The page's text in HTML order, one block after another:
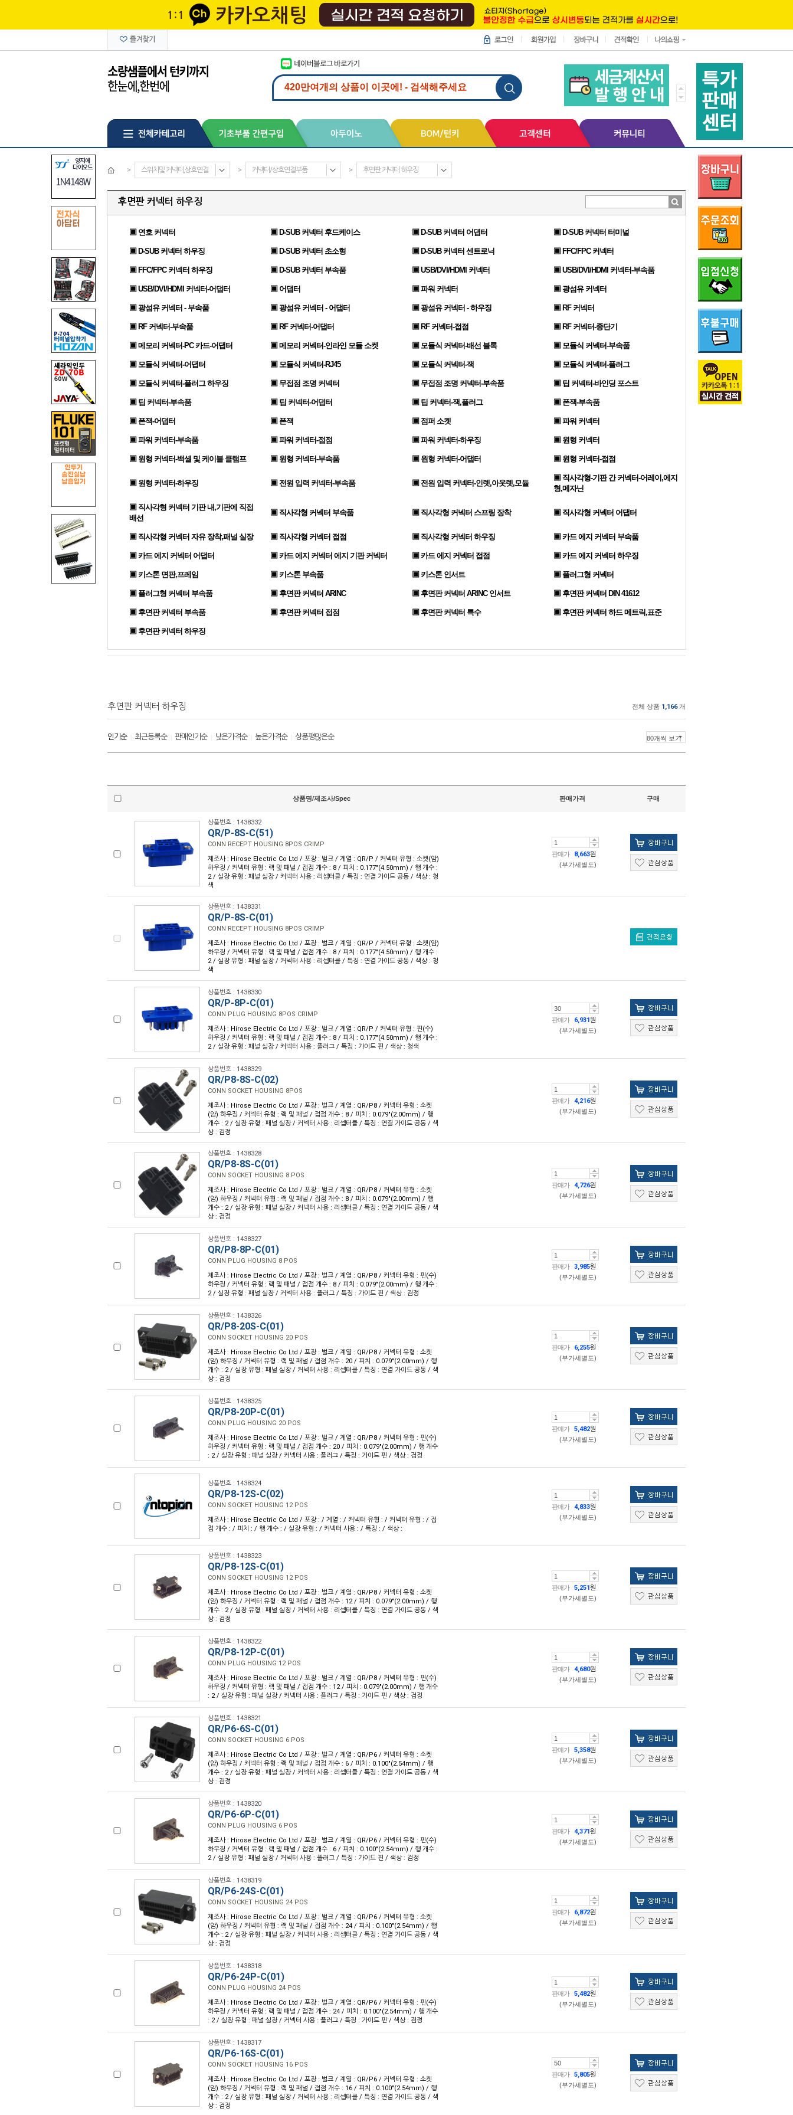
> 스위치및 커넥터,상호연결 > 커넥터/상호연결부품 > 후면판 커넥터 하우징
후면판 커넥터 하우징
▣ 연호 커넥터 ▣ D-SUB 커넥터 후드케이스 ▣ D-SUB 커넥터 어댑터 ▣ D-SUB 커넥터 터미널
▣ D-SUB 커넥터 하우징 ▣ D-SUB 커넥터 초소형 ▣ D-SUB 커넥터 센트로닉 ▣ FFC/FPC 커넥터
▣ FFC/FPC 커넥터 하우징 ▣ D-SUB 커넥터 부속품 ▣ USB/DVI/HDMI 커넥터 ▣ USB/DVI/HDMI 커넥터-부속품
▣ USB/DVI/HDMI 커넥터-어댑터 ▣ 어댑터 ▣ 파워 커넥터 ▣ 광섬유 커넥터
▣ 광섬유 커넥터 - 부속품 ▣ 광섬유 커넥터 - 어댑터 ▣ 광섬유 커넥터 - 하우징 ▣ RF 커넥터
▣ RF 커넥터-부속품 ▣ RF 커넥터-어댑터 ▣ RF 커넥터-접점 ▣ RF 커넥터-종단기
▣ 메모리 커넥터-PC 카드-어댑터 ▣ 메모리 커넥터-인라인 모듈 소켓 ▣ 모듈식 커넥터-배선 블록 ▣ 모듈식 커넥터-부속품
▣ 모듈식 커넥터-어댑터 ▣ 모듈식 커넥터-RJ45 ▣ 모듈식 커넥터-잭 ▣ 모듈식 커넥터-플러그
▣ 모듈식 커넥터-플러그 하우징 ▣ 무접점 조명 커넥터 ▣ 무접점 조명 커넥터-부속품 ▣ 팁 커넥터-바인딩 포스트
▣ 팁 커넥터-부속품 ▣ 팁 커넥터-어댑터 ▣ 팁 커넥터-잭,플러그 ▣ 폰잭-부속품
▣ 폰잭-어댑터 ▣ 폰잭 ▣ 점퍼 소켓 ▣ 파워 커넥터
▣ 파워 커넥터-부속품 ▣ 파워 커넥터-접점 ▣ 파워 커넥터-하우징 ▣ 원형 커넥터
▣ 원형 커넥터-백셸 및 케이블 클램프 ▣ 원형 커넥터-부속품 ▣ 원형 커넥터-어댑터 ▣ 원형 커넥터-접점
▣ 원형 커넥터-하우징 ▣ 전원 입력 커넥터-부속품 ▣ 전원 입력 커넥터-인렛,아웃렛,모듈
▣ 직사각형-기판 간 커넥터-어레이,에지
형,메자닌
▣ 직사각형 커넥터 기판 내,기판에 직접
배선
▣ 직사각형 커넥터 부속품 ▣ 직사각형 커넥터 스프링 장착 ▣ 직사각형 커넥터 어댑터
▣ 직사각형 커넥터 자유 장착,패널 실장 ▣ 직사각형 커넥터 접점 ▣ 직사각형 커넥터 하우징 ▣ 카드 에지 커넥터 부속품
▣ 카드 에지 커넥터 어댑터 ▣ 카드 에지 커넥터 에지 기판 커넥터 ▣ 카드 에지 커넥터 접점 ▣ 카드 에지 커넥터 하우징
▣ 키스톤 면판,프레임 ▣ 키스톤 부속품 ▣ 키스톤 인서트 ▣ 플러그형 커넥터
▣ 플러그형 커넥터 부속품 ▣ 후면판 커넥터 ARINC ▣ 후면판 커넥터 ARINC 인서트 ▣ 후면판 커넥터 DIN 41612
▣ 후면판 커넥터 부속품 ▣ 후면판 커넥터 접점 ▣ 후면판 커넥터 특수 ▣ 후면판 커넥터 하드 메트릭,표준
▣ 후면판 커넥터 하우징
후면판 커넥터 하우징 전체 상품 1,166개
인기순| 최근등록순| 판매인기순| 낮은가격순| 높은가격순| 상품평많은순
상품명/제조사/Spec 판매가격 구매
상품번호 : 1438332
QR/P-8S-C(51)
CONN RECEPT HOUSING 8POS CRIMP
제조사 : Hirose Electric Co Ltd / 포장 : 벌크 / 계열 : QR/P / 커넥터 유형 : 소켓(암)
하우징 / 커넥터 유형 : 랙 및 패널 / 접점 개수 : 8 / 피치 : 0.177"(4.50mm) / 행 개수 :
2 / 실장 유형 : 패널 실장 / 커넥터 사용 : 리셉터클 / 특징 : 연결 가이드 공동 / 색상 : 청
색
판매가 8,663원
(부가세별도)
상품번호 : 1438331
QR/P-8S-C(01)
CONN RECEPT HOUSING 8POS CRIMP
제조사 : Hirose Electric Co Ltd / 포장 : 벌크 / 계열 : QR/P / 커넥터 유형 : 소켓(암)
하우징 / 커넥터 유형 : 랙 및 패널 / 접점 개수 : 8 / 피치 : 0.177"(4.50mm) / 행 개수 :
2 / 실장 유형 : 패널 실장 / 커넥터 사용 : 리셉터클 / 특징 : 연결 가이드 공동 / 색상 : 청
색
상품번호 : 1438330
QR/P-8P-C(01)
CONN PLUG HOUSING 8POS CRIMP
제조사 : Hirose Electric Co Ltd / 포장 : 벌크 / 계열 : QR/P / 커넥터 유형 : 핀(수)
하우징 / 커넥터 유형 : 랙 및 패널 / 접점 개수 : 8 / 피치 : 0.177"(4.50mm) / 행 개수 :
2 / 실장 유형 : 패널 실장 / 커넥터 사용 : 플러그 / 특징 : 가이드 핀 / 색상 : 청색
판매가 6,931원
(부가세별도)
상품번호 : 1438329
QR/P8-8S-C(02)
CONN SOCKET HOUSING 8POS
제조사 : Hirose Electric Co Ltd / 포장 : 벌크 / 계열 : QR/P8 / 커넥터 유형 : 소켓
(암) 하우징 / 커넥터 유형 : 랙 및 패널 / 접점 개수 : 8 / 피치 : 0.079"(2.00mm) / 행
개수 : 2 / 실장 유형 : 패널 실장 / 커넥터 사용 : 리셉터클 / 특징 : 연결 가이드 공동 / 색
상 : 검정
판매가 4,216원
(부가세별도)
상품번호 : 1438328
QR/P8-8S-C(01)
CONN SOCKET HOUSING 8 POS
제조사 : Hirose Electric Co Ltd / 포장 : 벌크 / 계열 : QR/P8 / 커넥터 유형 : 소켓
(암) 하우징 / 커넥터 유형 : 랙 및 패널 / 접점 개수 : 8 / 피치 : 0.079"(2.00mm) / 행
개수 : 2 / 실장 유형 : 패널 실장 / 커넥터 사용 : 리셉터클 / 특징 : 연결 가이드 공동 / 색
상 : 검정
판매가 4,726원
(부가세별도)
상품번호 : 1438327
QR/P8-8P-C(01)
CONN PLUG HOUSING 8 POS
제조사 : Hirose Electric Co Ltd / 포장 : 벌크 / 계열 : QR/P8 / 커넥터 유형 : 핀(수)
하우징 / 커넥터 유형 : 랙 및 패널 / 접점 개수 : 8 / 피치 : 0.079"(2.00mm) / 행 개수 :
2 / 실장 유형 : 패널 실장 / 커넥터 사용 : 플러그 / 특징 : 가이드 핀 / 색상 : 검정
판매가 3,985원
(부가세별도)
상품번호 : 1438326
QR/P8-20S-C(01)
CONN SOCKET HOUSING 20 POS
제조사 : Hirose Electric Co Ltd / 포장 : 벌크 / 계열 : QR/P8 / 커넥터 유형 : 소켓
(암) 하우징 / 커넥터 유형 : 랙 및 패널 / 접점 개수 : 20 / 피치 : 0.079"(2.00mm) / 행
개수 : 2 / 실장 유형 : 패널 실장 / 커넥터 사용 : 리셉터클 / 특징 : 연결 가이드 공동 / 색
상 : 검정
판매가 6,255원
(부가세별도)
상품번호 : 1438325
QR/P8-20P-C(01)
CONN PLUG HOUSING 20 POS
제조사 : Hirose Electric Co Ltd / 포장 : 벌크 / 계열 : QR/P8 / 커넥터 유형 : 핀(수)
하우징 / 커넥터 유형 : 랙 및 패널 / 접점 개수 : 20 / 피치 : 0.079"(2.00mm) / 행 개수
: 2 / 실장 유형 : 패널 실장 / 커넥터 사용 : 플러그 / 특징 : 가이드 핀 / 색상 : 검정
판매가 5,482원
(부가세별도)
상품번호 : 1438324
QR/P8-12S-C(02)
CONN SOCKET HOUSING 12 POS
제조사 : Hirose Electric Co Ltd / 포장 : / 계열 : / 커넥터 유형 : / 커넥터 유형 : / 접
점 개수 : / 피치 : / 행 개수 : / 실장 유형 : / 커넥터 사용 : / 특징 : / 색상 :
판매가 4,833원
(부가세별도)
상품번호 : 1438323
QR/P8-12S-C(01)
CONN SOCKET HOUSING 12 POS
제조사 : Hirose Electric Co Ltd / 포장 : 벌크 / 계열 : QR/P8 / 커넥터 유형 : 소켓
(암) 하우징 / 커넥터 유형 : 랙 및 패널 / 접점 개수 : 12 / 피치 : 0.079"(2.00mm) / 행
개수 : 2 / 실장 유형 : 패널 실장 / 커넥터 사용 : 리셉터클 / 특징 : 연결 가이드 공동 / 색
상 : 검정
판매가 5,251원
(부가세별도)
상품번호 : 1438322
QR/P8-12P-C(01)
CONN PLUG HOUSING 12 POS
제조사 : Hirose Electric Co Ltd / 포장 : 벌크 / 계열 : QR/P8 / 커넥터 유형 : 핀(수)
하우징 / 커넥터 유형 : 랙 및 패널 / 접점 개수 : 12 / 피치 : 0.079"(2.00mm) / 행 개수
: 2 / 실장 유형 : 패널 실장 / 커넥터 사용 : 플러그 / 특징 : 가이드 핀 / 색상 : 검정
판매가 4,680원
(부가세별도)
상품번호 : 1438321
QR/P6-6S-C(01)
CONN SOCKET HOUSING 6 POS
제조사 : Hirose Electric Co Ltd / 포장 : 벌크 / 계열 : QR/P6 / 커넥터 유형 : 소켓
(암) 하우징 / 커넥터 유형 : 랙 및 패널 / 접점 개수 : 6 / 피치 : 0.100"(2.54mm) / 행
개수 : 2 / 실장 유형 : 패널 실장 / 커넥터 사용 : 리셉터클 / 특징 : 연결 가이드 공동 / 색
상 : 검정
판매가 5,358원
(부가세별도)
상품번호 : 1438320
QR/P6-6P-C(01)
CONN PLUG HOUSING 6 POS
제조사 : Hirose Electric Co Ltd / 포장 : 벌크 / 계열 : QR/P6 / 커넥터 유형 : 핀(수)
하우징 / 커넥터 유형 : 랙 및 패널 / 접점 개수 : 6 / 피치 : 0.100"(2.54mm) / 행 개수 :
2 / 실장 유형 : 패널 실장 / 커넥터 사용 : 플러그 / 특징 : 가이드 핀 / 색상 : 검정
판매가 4,371원
(부가세별도)
상품번호 : 1438319
QR/P6-24S-C(01)
CONN SOCKET HOUSING 24 POS
제조사 : Hirose Electric Co Ltd / 포장 : 벌크 / 계열 : QR/P6 / 커넥터 유형 : 소켓
(암) 하우징 / 커넥터 유형 : 랙 및 패널 / 접점 개수 : 24 / 피치 : 0.100"(2.54mm) / 행
개수 : 2 / 실장 유형 : 패널 실장 / 커넥터 사용 : 리셉터클 / 특징 : 연결 가이드 공동 / 색
상 : 검정
판매가 6,872원
(부가세별도)
상품번호 : 1438318
QR/P6-24P-C(01)
CONN PLUG HOUSING 24 POS
제조사 : Hirose Electric Co Ltd / 포장 : 벌크 / 계열 : QR/P6 / 커넥터 유형 : 핀(수)
하우징 / 커넥터 유형 : 랙 및 패널 / 접점 개수 : 24 / 피치 : 0.100"(2.54mm) / 행 개수
: 2 / 실장 유형 : 패널 실장 / 커넥터 사용 : 플러그 / 특징 : 가이드 핀 / 색상 : 검정
판매가 5,482원
(부가세별도)
상품번호 : 1438317
QR/P6-16S-C(01)
CONN SOCKET HOUSING 16 POS
제조사 : Hirose Electric Co Ltd / 포장 : 벌크 / 계열 : QR/P6 / 커넥터 유형 : 소켓
(암) 하우징 / 커넥터 유형 : 랙 및 패널 / 접점 개수 : 16 / 피치 : 0.100"(2.54mm) / 행
개수 : 2 / 실장 유형 : 패널 실장 / 커넥터 사용 : 리셉터클 / 특징 : 연결 가이드 공동 / 색
상 : 검정
판매가 5,805원
(부가세별도)